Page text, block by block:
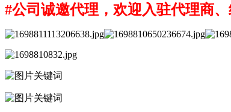
#公司诚邀代理，欢迎入驻代理商、